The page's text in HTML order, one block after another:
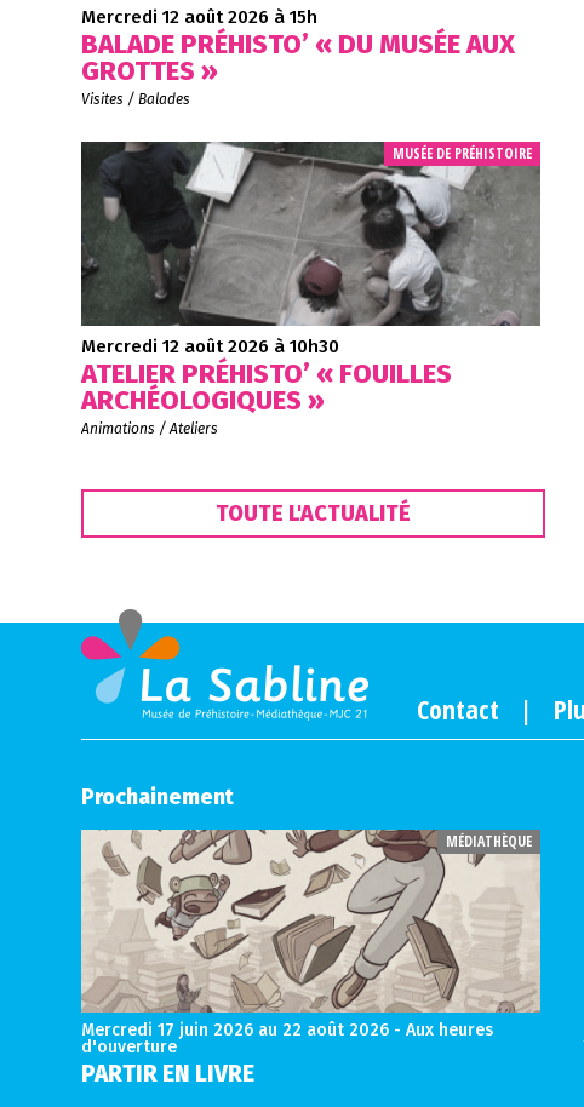
Mercredi 12 août 2026 à 15h
BALADE PRÉHISTO’ « DU MUSÉE AUX
GROTTES »
Visites / Balades
MUSÉE DE PRÉHISTOIRE
Mercredi 12 août 2026 à 10h30
ATELIER PRÉHISTO’ « FOUILLES
ARCHÉOLOGIQUES »
Animations / Ateliers
TOUTE L'ACTUALITÉ
Contact |
Prochainement
MÉDIATHÈQUE
Mercredi 17 juin 2026 au 22 août 2026 - Aux heures
d'ouverture
PARTIR EN LIVRE